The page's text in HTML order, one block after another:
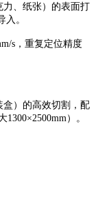
、纸张）的表面打
。
s，重复定位精度
盒）的高效切割，配
）。